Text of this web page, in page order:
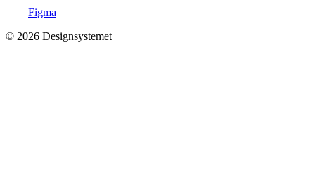
Figma
© 2026 Designsystemet